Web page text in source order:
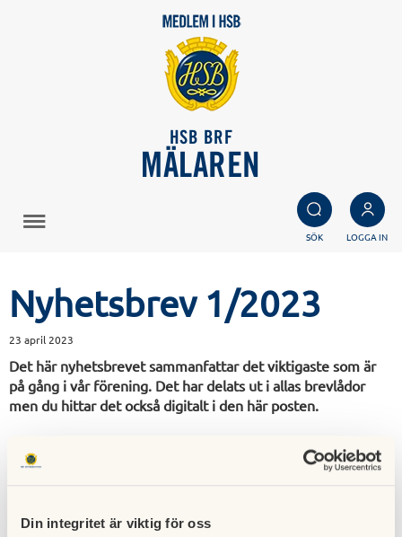
Din integritet är viktig för oss
HSB BRF
MÄLAREN
SÖK LOGGA IN
Nyhetsbrev 1/2023
23 april 2023
Det här nyhetsbrevet sammanfattar det viktigaste som är
på gång i vår förening. Det har delats ut i allas brevlådor
men du hittar det också digitalt i den här posten.